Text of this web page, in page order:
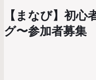
【まなび】初心
グ〜参加者募集